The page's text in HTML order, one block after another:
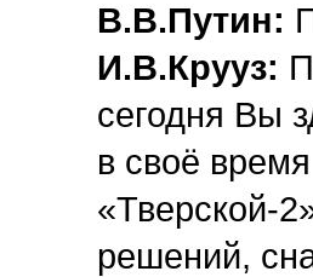
В.В.Путин:
И.В.Крууз:
сегодня Вы
в своё
«Тверской-
решений,